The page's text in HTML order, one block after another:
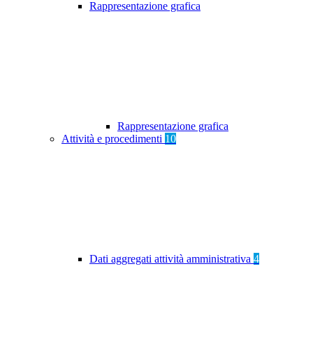
Rappresentazione grafica
Rappresentazione grafica
Attività e procedimenti 10
Dati aggregati attività amministrativa 4